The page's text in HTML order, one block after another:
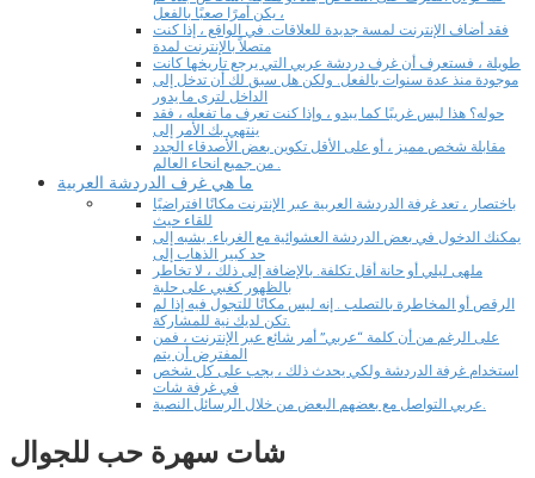
يكن أمرًا صعبًا بالفعل ،
فقد أضاف الإنترنت لمسة جديدة للعلاقات. في الواقع ، إذا كنت
متصلاً بالإنترنت لمدة
طويلة ، فستعرف أن غرف دردشة عربي التي يرجع تاريخها كانت
موجودة منذ عدة سنوات بالفعل. ولكن هل سبق لك أن تدخل إلى
الداخل لترى ما يدور
حوله؟ هذا ليس غريبًا كما يبدو ، وإذا كنت تعرف ما تفعله ، فقد
ينتهي بك الأمر إلى
مقابلة شخص مميز ، أو على الأقل تكوين بعض الأصدقاء الجدد
من جميع انحاء العالم .
ما هي غرف الدردشة العربية
باختصار ، تعد غرفة الدردشة العربية عبر الإنترنت مكانًا افتراضيًا
للقاء حيث
يمكنك الدخول في بعض الدردشة العشوائية مع الغرباء. يشبه إلى
حد كبير الذهاب إلى
ملهى ليلي أو حانة أقل تكلفة. بالإضافة إلى ذلك ، لا تخاطر
بالظهور كغبي على حلبة
الرقص أو المخاطرة بالتصلب . إنه ليس مكانًا للتجول فيه إذا لم
تكن لديك نية للمشاركة.
على الرغم من أن كلمة “عربي” أمر شائع عبر الإنترنت ، فمن
المفترض أن يتم
استخدام غرفة الدردشة ولكي يحدث ذلك ، يجب على كل شخص
في غرفة شات
عربي التواصل مع بعضهم البعض من خلال الرسائل النصية.
شات سهرة حب للجوال